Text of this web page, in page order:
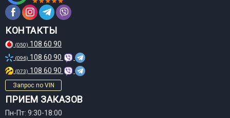
КОНТАКТЫ
(050) 108 60 90
(096) 108 60 90
(073) 108 60 90
Запрос по VIN
ПРИЕМ ЗАКАЗОВ
Пн-Пт: 9:30-18:00